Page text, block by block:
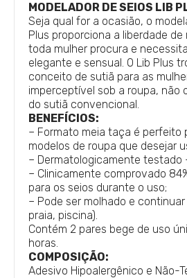
MODELADOR DE SEIOS LIB
Seja qual for a ocasião, o
Plus proporciona a liberdade
toda mulher procura e
elegante e sensual. O Lib Plus
conceito de sutiã para as
imperceptível sob a roupa, não
do sutiã convencional.
BENEFÍCIOS:
– Formato meia taça é perfeito
modelos de roupa que desejar
– Dermatologicamente testado
– Clinicamente comprovado
para os seios durante o uso;
– Pode ser molhado e
praia, piscina).
Contém 2 pares bege de uso
horas.
COMPOSIÇÃO:
Adesivo Hipoalergênico e Não-